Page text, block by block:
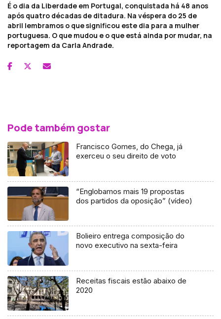
É o dia da Liberdade em Portugal, conquistada há 48 anos
após quatro décadas de ditadura. Na véspera do 25 de
abril lembramos o que significou este dia para a mulher
portuguesa. O que mudou e o que está ainda por mudar, na
reportagem da Carla Andrade.
Pode também gostar
Francisco Gomes, do Chega, já
exerceu o seu direito de voto
“Englobamos mais 19 propostas
dos partidos da oposição” (vídeo)
Bolieiro entrega composição do
novo executivo na sexta-feira
Receitas fiscais estão abaixo de
2020